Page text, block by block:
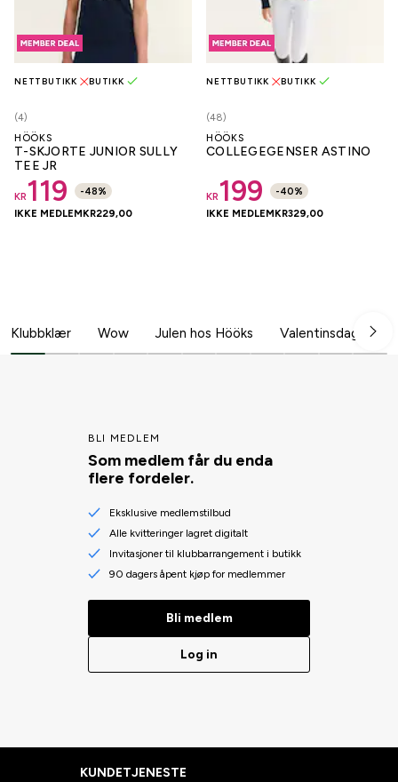
(4)
NETTBUTIKK BUTIKK
HÖÖKS
T-SKJORTE JUNIOR SULLY
TEE JR
119
KR -48%
IKKE MEDLEM
229,00
KR
(48)
NETTBUTIKK BUTIKK
HÖÖKS
COLLEGEGENSER ASTINO
199
KR -40%
IKKE MEDLEM
329,00
KR
Klubbklær Wow Julen hos Hööks Valentinsdag
BLI MEDLEM
Som medlem får du enda
flere fordeler.
Eksklusive medlemstilbud
Alle kvitteringer lagret digitalt
Invitasjoner til klubbarrangement i butikk
90 dagers åpent kjøp for medlemmer
Bli medlem
Log in
KUNDETJENESTE